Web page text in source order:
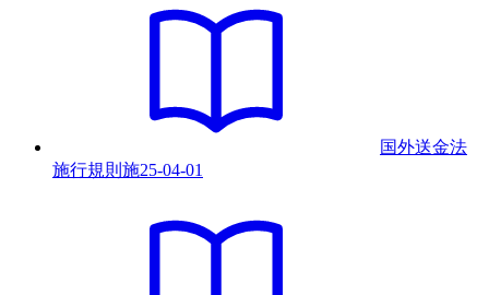
国外送金法
施行規則 施25-04-01